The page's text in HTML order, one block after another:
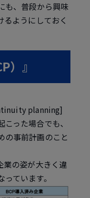
も、普段から興味
ようにしておく
）』
planning]
った場合でも、
の事前計画のこと
業の姿が大きく違
ています。